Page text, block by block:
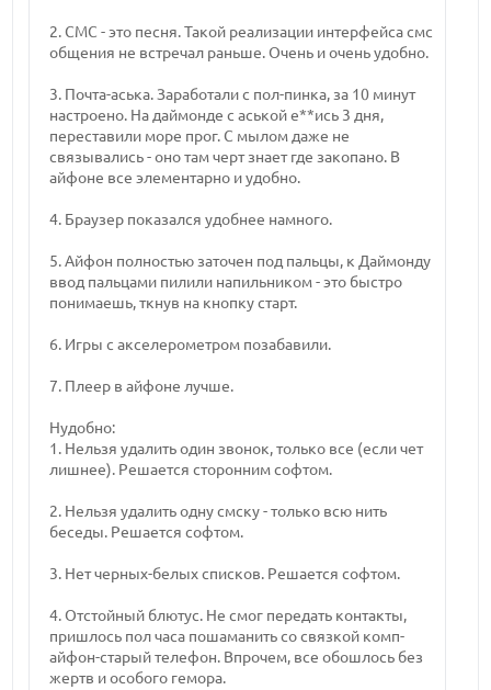
2. СМС - это песня. Такой реализации интерфейса смс
общения не встречал раньше. Очень и очень удобно.
3. Почта-аська. Заработали с пол-пинка, за 10 минут
настроено. На даймонде с аськой е**ись 3 дня,
переставили море прог. С мылом даже не
связывались - оно там черт знает где закопано. В
айфоне все элементарно и удобно.
4. Браузер показался удобнее намного.
5. Айфон полностью заточен под пальцы, к Даймонду
ввод пальцами пилили напильником - это быстро
понимаешь, ткнув на кнопку старт.
6. Игры с акселерометром позабавили.
7. Плеер в айфоне лучше.
Нудобно:
1. Нельзя удалить один звонок, только все (если чет
лишнее). Решается сторонним софтом.
2. Нельзя удалить одну смску - только всю нить
беседы. Решается софтом.
3. Нет черных-белых списков. Решается софтом.
4. Отстойный блютус. Не смог передать контакты,
пришлось пол часа пошаманить со связкой комп-
айфон-старый телефон. Впрочем, все обошлось без
жертв и особого гемора.